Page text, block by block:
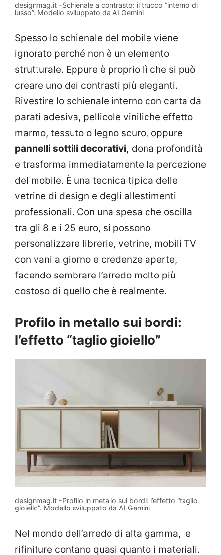
designmag.it -Schienale a contrasto: il trucco “interno di
lusso”. Modello sviluppato da AI Gemini
Spesso lo schienale del mobile viene
ignorato perché non è un elemento
strutturale. Eppure è proprio lì che si può
creare uno dei contrasti più eleganti.
Rivestire lo schienale interno con carta da
parati adesiva, pellicole viniliche effetto
marmo, tessuto o legno scuro, oppure
pannelli sottili decorativi, dona profondità
e trasforma immediatamente la percezione
del mobile. È una tecnica tipica delle
vetrine di design e degli allestimenti
professionali. Con una spesa che oscilla
tra gli 8 e i 25 euro, si possono
personalizzare librerie, vetrine, mobili TV
con vani a giorno e credenze aperte,
facendo sembrare l’arredo molto più
costoso di quello che è realmente.
Profilo in metallo sui bordi:
l’effetto “taglio gioiello”
designmag.it -Profilo in metallo sui bordi: l’effetto “taglio
gioiello”. Modello sviluppato da AI Gemini
Nel mondo dell’arredo di alta gamma, le
rifiniture contano quasi quanto i materiali.